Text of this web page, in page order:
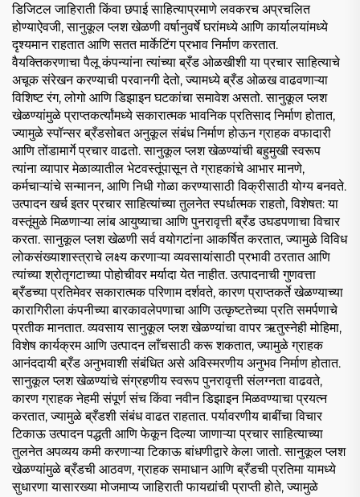
डिजिटल जाहिराती किंवा छपाई साहित्याप्रमाणे लवकरच अप्रचलित
होण्याऐवजी, सानुकूल प्लश खेळणी वर्षानुवर्षे घरांमध्ये आणि कार्यालयांमध्ये
दृश्यमान राहतात आणि सतत मार्केटिंग प्रभाव निर्माण करतात.
वैयक्तिकरणाचा पैलू कंपन्यांना त्यांच्या ब्रँड ओळखीशी या प्रचार साहित्याचे
अचूक संरेखन करण्याची परवानगी देतो, ज्यामध्ये ब्रँड ओळख वाढवणाऱ्या
विशिष्ट रंग, लोगो आणि डिझाइन घटकांचा समावेश असतो. सानुकूल प्लश
खेळण्यांमुळे प्राप्तकर्त्यांमध्ये सकारात्मक भावनिक प्रतिसाद निर्माण होतात,
ज्यामुळे स्पॉन्सर ब्रँडसोबत अनुकूल संबंध निर्माण होऊन ग्राहक वफादारी
आणि तोंडामार्गे प्रचार वाढतो. सानुकूल प्लश खेळण्यांची बहुमुखी स्वरूप
त्यांना व्यापार मेळाव्यातील भेटवस्तूंपासून ते ग्राहकांचे आभार मानणे,
कर्मचाऱ्यांचे सन्मानन, आणि निधी गोळा करण्यासाठी विक्रीसाठी योग्य बनवते.
उत्पादन खर्च इतर प्रचार साहित्यांच्या तुलनेत स्पर्धात्मक राहतो, विशेषत: या
वस्तूंमुळे मिळणाऱ्या लांब आयुष्याचा आणि पुनरावृत्ती ब्रँड उघडपणाचा विचार
करता. सानुकूल प्लश खेळणी सर्व वयोगटांना आकर्षित करतात, ज्यामुळे विविध
लोकसंख्याशास्त्राचे लक्ष्य करणाऱ्या व्यवसायांसाठी प्रभावी ठरतात आणि
त्यांच्या श्रोतृगटाच्या पोहोचीवर मर्यादा येत नाहीत. उत्पादनाची गुणवत्ता
ब्रँडच्या प्रतिमेवर सकारात्मक परिणाम दर्शवते, कारण प्राप्तकर्ते खेळण्याच्या
कारागिरीला कंपनीच्या बारकावलेपणाचा आणि उत्कृष्टतेच्या प्रति समर्पणाचे
प्रतीक मानतात. व्यवसाय सानुकूल प्लश खेळण्यांचा वापर ऋतुस्नेही मोहिमा,
विशेष कार्यक्रम आणि उत्पादन लाँचसाठी करू शकतात, ज्यामुळे ग्राहक
आनंददायी ब्रँड अनुभवाशी संबंधित असे अविस्मरणीय अनुभव निर्माण होतात.
सानुकूल प्लश खेळण्यांचे संग्रहणीय स्वरूप पुनरावृत्ती संलग्नता वाढवते,
कारण ग्राहक नेहमी संपूर्ण संच किंवा नवीन डिझाइन मिळवण्याचा प्रयत्न
करतात, ज्यामुळे ब्रँडशी संबंध वाढत राहतात. पर्यावरणीय बाबींचा विचार
टिकाऊ उत्पादन पद्धती आणि फेकून दिल्या जाणाऱ्या प्रचार साहित्याच्या
तुलनेत अपव्यय कमी करणाऱ्या टिकाऊ बांधणीद्वारे केला जातो. सानुकूल प्लश
खेळण्यांमुळे ब्रँडची आठवण, ग्राहक समाधान आणि ब्रँडची प्रतिमा यामध्ये
सुधारणा यासारख्या मोजमाप्य जाहिराती फायद्यांची प्राप्ती होते, ज्यामुळे